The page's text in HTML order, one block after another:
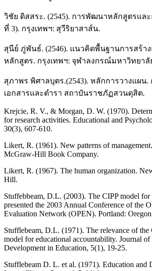
วิชัย ดิสสระ. (2545). การพัฒนาหลักสูตรแล
ที่ 3). กรุงเทพฯ: สุวีริยาสาส์น.
สุนีย์ ภู่พันธ์. (2546). แนวคิดพื้นฐานการสร้า
หลักสูตร. กรุงเทพฯ: จุฬาลงกรณ์มหาวิทยาลั
สุภาพร พิศาลบุตร.(2543). หลักการวางแผน.
เอกสารและตำรา สถาบันราชภัฏสวนดุสิต.
Krejcie, R. V., & Morgan, D. W. (1970).
for research activities. Educational and
30(3), 607-610.
Likert, R. (1961). New patterns of
McGraw-Hill Book Company.
Likert, R. (1967). The human organization.
Hill.
Stuffebbeam, D.L. (2003). The CIPP model
presented the 2003 Annual Conference of the
Evaluation Network (OPEN). Portland:
Stufflebeam, D.L. (1971). The relevance of the
model for educational accountability. Journal of
Development in Education, 5(1), 19-25.
Stufflebeam D. L. et al. (1971). Education and